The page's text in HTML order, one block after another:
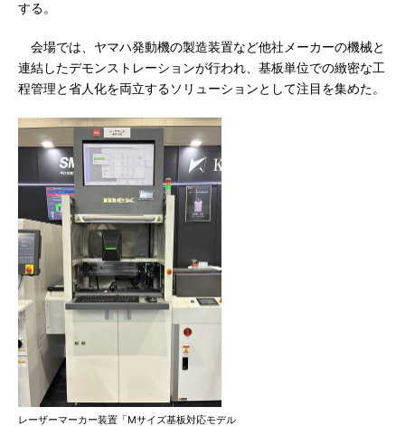
する。
会場では、ヤマハ発動機の製造装置など他社メーカーの機械と
連結したデモンストレーションが行われ、基板単位での緻密な工
程管理と省人化を両立するソリューションとして注目を集めた。
レーザーマーカー装置「Mサイズ基板対応モデル